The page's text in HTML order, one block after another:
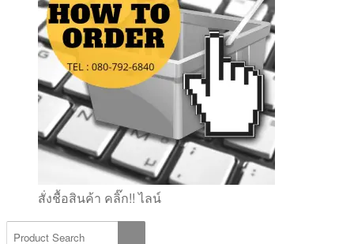
สั่งชื้อสินค้า คลิ๊ก!! ไลน์